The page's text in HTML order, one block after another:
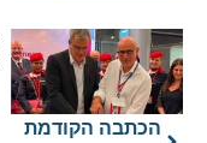
הכתבה הקודמת